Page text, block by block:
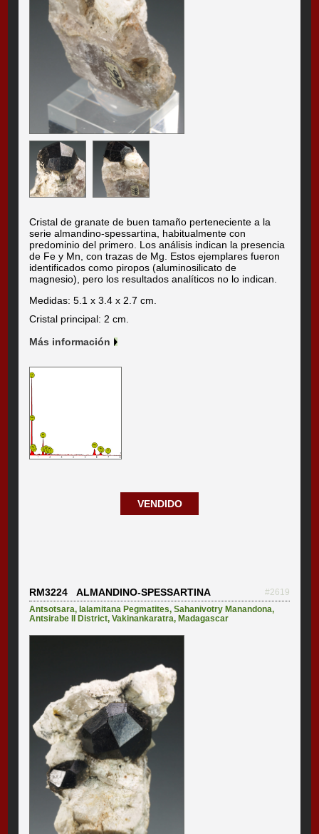
Cristal de granate de buen tamaño perteneciente a la
serie almandino-spessartina, habitualmente con
predominio del primero. Los análisis indican la presencia
de Fe y Mn, con trazas de Mg. Estos ejemplares fueron
identificados como piropos (aluminosilicato de
magnesio), pero los resultados analíticos no lo indican.
Medidas: 5.1 x 3.4 x 2.7 cm.
Cristal principal: 2 cm.
Más información
VENDIDO
RM3224 ALMANDINO-SPESSARTINA
#2619
Antsotsara,Ialamitana Pegmatites,Sahanivotry Manandona,
Antsirabe II District,Vakinankaratra,Madagascar